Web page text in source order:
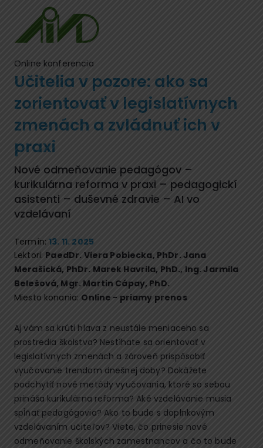
Online konferencia
Učitelia v pozore: ako sa
zorientovať v legislatívnych
zmenách a zvládnuť ich v
praxi
Nové odmeňovanie pedagógov –
kurikulárna reforma v praxi – pedagogickí
asistenti – duševné zdravie – AI vo
vzdelávaní
Termín:13. 11. 2025
Lektori: PaedDr. Viera Pobiecka, PhDr. Jana
Merašická, PhDr. Marek Havrila, PhD., Ing. Jarmila
Belešová, Mgr. Martin Cápay, PhD.
Miesto konania: Online - priamy prenos
Aj vám sa krúti hlava z neustále meniaceho sa
prostredia školstva? Nestíhate sa orientovať v
legislatívnych zmenách a zároveň prispôsobiť
vyučovanie trendom dnešnej doby? Dokážete
podchytiť nové metódy vyučovania, ktoré so sebou
prináša kurikulárna reforma? Aké vzdelávanie musia
spĺňať pedagógovia? Ako to bude s doplnkovým
vzdelávaním učiteľov? Viete, čo prinesie nové
odmeňovanie školských zamestnancov a čo to bude